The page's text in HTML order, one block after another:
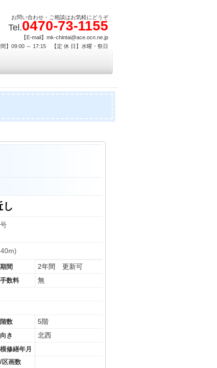
お問い合わせ・ご相談はお気軽にどうぞ
Tel.0470-73-1155
【E-mail】mk-chintai@ace.ocn.ne.jp
間】09:00 ～ 17:15 【定 休 日】水曜・祭日
し
間 2年間 更新可
数料 無
数 5階
き 北西
修繕年月
区画数